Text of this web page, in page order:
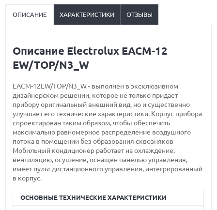
ОПИСАНИЕ ХАРАКТЕРИСТИКИ ОТЗЫВЫ
Описание Electrolux EACM-12
EW/TOP/N3_W
EACM-12EW/TOP/N3_W - выполнен в эксклюзивном
дизайнерском решении, которое не только придает
прибору оригинальный внешний вид, но и существенно
улучшает его технические характеристики. Корпус прибора
спроектирован таким образом, чтобы обеспечить
максимально равномерное распределение воздушного
потока в помещении без образования сквозняков
Мобильный кондиционер работает на охлаждение,
вентиляцию, осушение, оснащен панелью управления,
имеет пульт дистанционного управления, интегрированный
в корпус.
ОСНОВНЫЕ ТЕХНИЧЕСКИЕ ХАРАКТЕРИСТИКИ